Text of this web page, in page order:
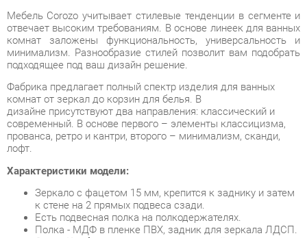
подходящее под ваш дизайн решение.
Фабрика предлагает полный спектр изделия для ванных
комнат от зеркал до корзин для белья. В
дизайне присутствуют два направления: классический и
современный. В основе первого – элементы классицизма,
прованса, ретро и кантри, второго – минимализм, сканди,
лофт.
Характеристики модели:
Зеркало с фацетом 15 мм, крепится к заднику и затем
Полка - МДФ в пленке ПВХ, задник для зеркала ЛДСП.
Серия
— качество по оптимальной цене,
вариативность комплектов, фасады в плёнке. Подходит
для разных стилевых направлений как просторных, так
и компактных помещений.